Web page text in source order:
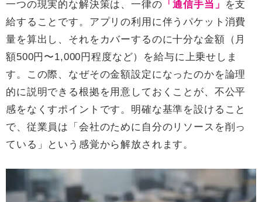
一つの現実的な解決策は、一律の 「通信手当」
を支
給することです。アプリの利用に伴うパケット消費
量を算出し、それをカバーするのに十分な金額（月
額500円〜1,000円程度など）を給与に上乗せしま
す。この際、なぜその金額設定になったのかを論理
的に説明できる根拠を用意しておくことが、不公平
感をなくすポイントです。明確な基準を設けること
で、従業員は「会社のために自分のリソースを削っ
ている」という感覚から解放されます。